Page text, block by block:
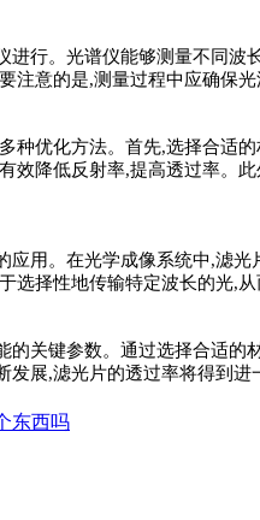
进行。光谱仪能够测量不同
注意的是,测量过程中应确保
种优化方法。首先,选择合适
效降低反射率,提高透过率。
应用。在光学成像系统中,滤
选择性地传输特定波长的光,
的关键参数。通过选择合适
展,滤光片的透过率将得到
东西吗